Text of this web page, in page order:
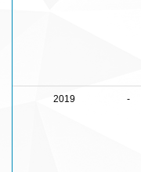
2019 -